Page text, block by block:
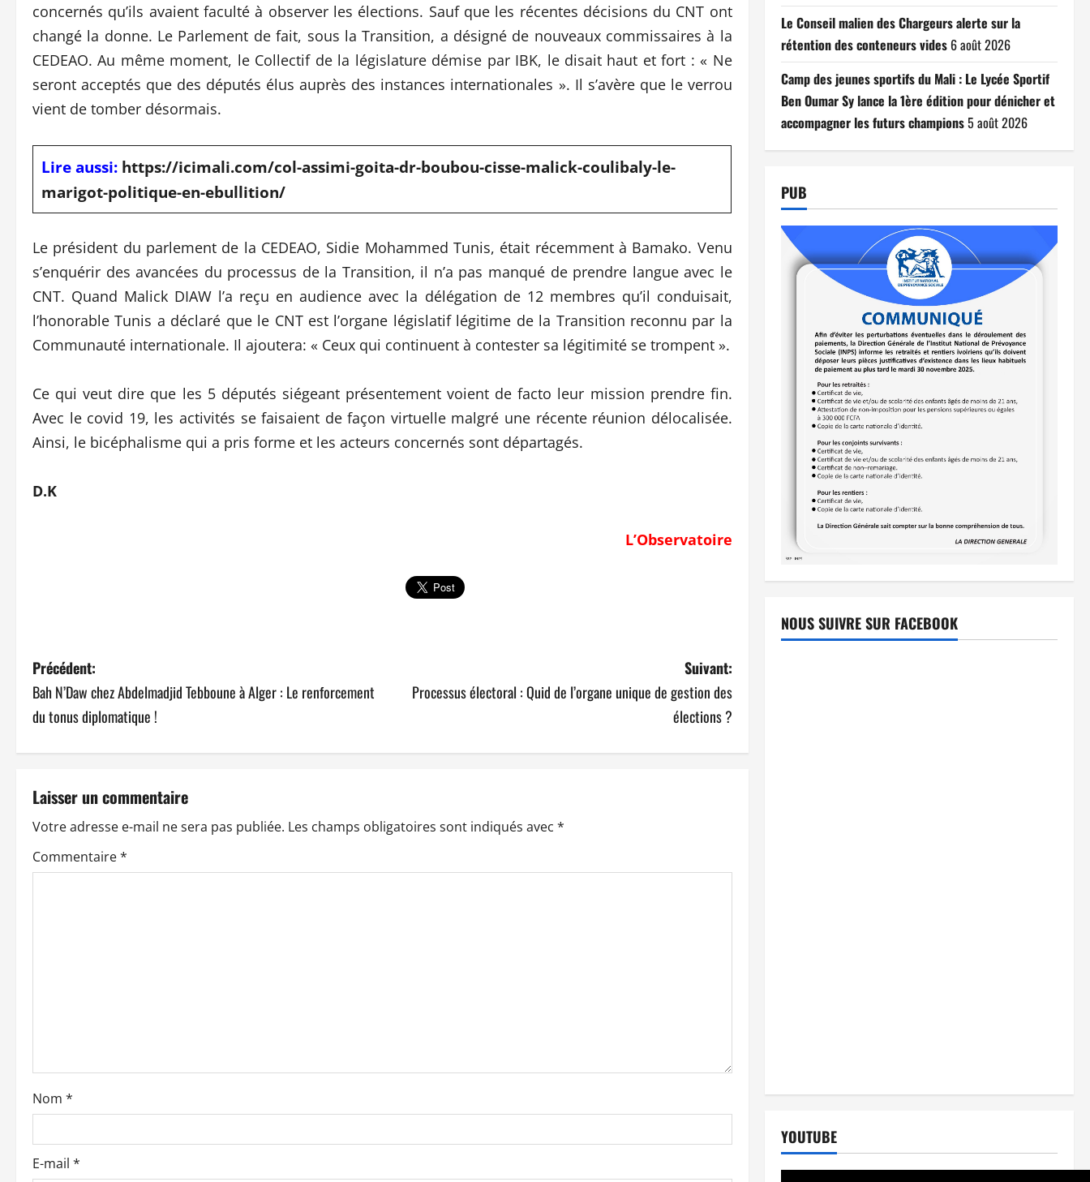
concernés qu’ils avaient faculté à observer les élections. Sauf que les récentes décisions du CNT ont
changé la donne. Le Parlement de fait, sous la Transition, a désigné de nouveaux commissaires à la
CEDEAO. Au même moment, le Collectif de la législature démise par IBK, le disait haut et fort : « Ne
seront acceptés que des députés élus auprès des instances internationales ». Il s’avère que le verrou
vient de tomber désormais.
Lire aussi: https://icimali.com/col-assimi-goita-dr-boubou-cisse-malick-coulibaly-le-
marigot-politique-en-ebullition/
Le président du parlement de la CEDEAO, Sidie Mohammed Tunis, était récemment à Bamako. Venu
s’enquérir des avancées du processus de la Transition, il n’a pas manqué de prendre langue avec le
CNT. Quand Malick DIAW l’a reçu en audience avec la délégation de 12 membres qu’il conduisait,
l’honorable Tunis a déclaré que le CNT est l’organe législatif légitime de la Transition reconnu par la
Communauté internationale. Il ajoutera: « Ceux qui continuent à contester sa légitimité se trompent ».
Ce qui veut dire que les 5 députés siégeant présentement voient de facto leur mission prendre fin.
Avec le covid 19, les activités se faisaient de façon virtuelle malgré une récente réunion délocalisée.
Ainsi, le bicéphalisme qui a pris forme et les acteurs concernés sont départagés.
D.K
L’Observatoire
N
a
g
a
t
a
r
t
Précédent:
Bah N’Daw chez Abdelmadjid Tebboune à Alger : Le renforcement
du tonus diplomatique !
Suivant:
Processus électoral : Quid de l’organe unique de gestion des
élections ?
Laisser un commentaire
Votre adresse e-mail ne sera pas publiée. Les champs obligatoires sont indiqués avec *
Commentaire*
Nom *
E-mail *
Le Conseil malien des Chargeurs alerte sur la
rétention des conteneurs vides 6 août 2026
Camp des jeunes sportifs du Mali : Le Lycée Sportif
Ben Oumar Sy lance la 1ère édition pour dénicher et
accompagner les futurs champions5 août 2026
PUB
NOUS SUIVRE SUR FACEBOOK
YOUTUBE